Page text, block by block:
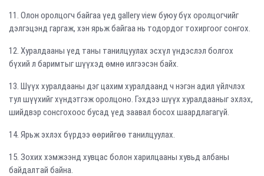
11. Олон оролцогч байгаа үед gallery view буюу бүх оролцогчийг
дэлгэцэнд гаргаж, хэн ярьж байгаа нь тодордог тохиргоог сонгох.
12. Хуралдааны үед таны танилцуулах эсхүл үндэслэл болгох
бүхий л баримтыг шүүхэд өмнө илгээсэн байх.
13. Шүүх хуралдааны дэг цахим хуралдаанд ч нэгэн адил үйлчлэх
тул шүүхийг хүндэтгэж оролцоно. Гэхдээ шүүх хуралдааныг эхлэх,
шийдвэр сонсгохоос бусад үед заавал босох шаардлагагүй.
14. Ярьж эхлэх бүрдээ өөрийгөө танилцуулах.
15. Зохих хэмжээнд хувцас болон харилцааны хувьд албаны
байдалтай байна.